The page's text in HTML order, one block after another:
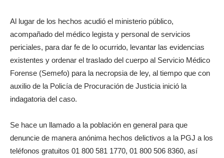
Al lugar de los hechos acudió el ministerio público,
acompañado del médico legista y personal de servicios
periciales, para dar fe de lo ocurrido, levantar las evidencias
existentes y ordenar el traslado del cuerpo al Servicio Médico
Forense (Semefo) para la necropsia de ley, al tiempo que con
auxilio de la Policía de Procuración de Justicia inició la
indagatoria del caso.
Se hace un llamado a la población en general para que
denuncie de manera anónima hechos delictivos a la PGJ a los
teléfonos gratuitos 01 800 581 1770, 01 800 506 8360, así